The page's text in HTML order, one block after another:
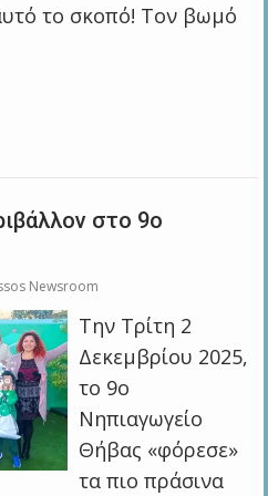
το σκοπό! Τον βωμό
στο 9ο
Newsroom
Την Τρίτη 2
Δεκεμβρίου 2025,
το 9ο
Νηπιαγωγείο
Θήβας «φόρεσε»
τα πιο πράσινα